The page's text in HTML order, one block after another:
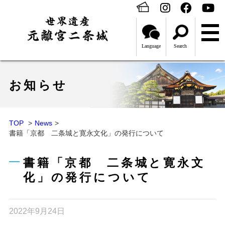
Language Search
お知らせ
TOP
News
書籍「京都 二条城と寛永文化」の発行について
書籍「京都 二条城と寛永文
化」の発行について
2022年9月24日